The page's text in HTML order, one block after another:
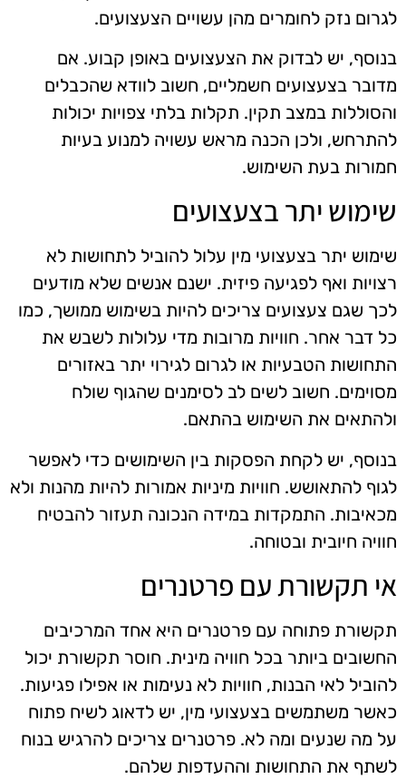
לגרום נזק לחומרים מהן עשויים הצעצועים.
בנוסף, יש לבדוק את הצעצועים באופן קבוע. אם
מדובר בצעצועים חשמליים, חשוב לוודא שהכבלים
והסוללות במצב תקין. תקלות בלתי צפויות יכולות
להתרחש, ולכן הכנה מראש עשויה למנוע בעיות
חמורות בעת השימוש.
שימוש יתר בצעצועים
שימוש יתר בצעצועי מין עלול להוביל לתחושות לא
רצויות ואף לפגיעה פיזית. ישנם אנשים שלא מודעים
לכך שגם צעצועים צריכים להיות בשימוש ממושך, כמו
כל דבר אחר. חוויות מרובות מדי עלולות לשבש את
התחושות הטבעיות או לגרום לגירוי יתר באזורים
מסוימים. חשוב לשים לב לסימנים שהגוף שולח
ולהתאים את השימוש בהתאם.
בנוסף, יש לקחת הפסקות בין השימושים כדי לאפשר
לגוף להתאושש. חוויות מיניות אמורות להיות מהנות ולא
מכאיבות. התמקדות במידה הנכונה תעזור להבטיח
חוויה חיובית ובטוחה.
אי תקשורת עם פרטנרים
תקשורת פתוחה עם פרטנרים היא אחד המרכיבים
החשובים ביותר בכל חוויה מינית. חוסר תקשורת יכול
להוביל לאי הבנות, חוויות לא נעימות או אפילו פגיעות.
כאשר משתמשים בצעצועי מין, יש לדאוג לשיח פתוח
על מה שנעים ומה לא. פרטנרים צריכים להרגיש בנוח
לשתף את התחושות וההעדפות שלהם.